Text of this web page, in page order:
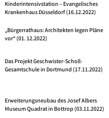
Kinderintensivstation – Evangelisches
Krankenhaus Düsseldorf (16.12.2022)
„Bürgerrathaus: Architekten legen Pläne
vor“ (01. 12.2022)
Das Projekt Geschwister-Scholl-
Gesamtschule in Dortmund (17.11.2022)
Erweiterungsneubau des Josef Albers
Museum Quadrat in Bottrop (03.11.2022)